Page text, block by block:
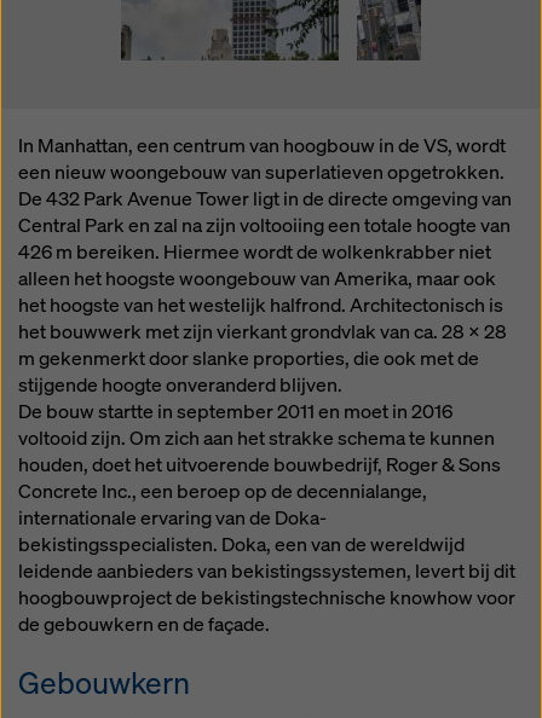
In Manhattan, een centrum van hoogbouw in de VS, wordt
een nieuw woongebouw van superlatieven opgetrokken.
De 432 Park Avenue Tower ligt in de directe omgeving van
Central Park en zal na zijn voltooiing een totale hoogte van
426 m bereiken. Hiermee wordt de wolkenkrabber niet
alleen het hoogste woongebouw van Amerika, maar ook
het hoogste van het westelijk halfrond. Architectonisch is
het bouwwerk met zijn vierkant grondvlak van ca. 28 x 28
m gekenmerkt door slanke proporties, die ook met de
stijgende hoogte onveranderd blijven.
De bouw startte in september 2011 en moet in 2016
voltooid zijn. Om zich aan het strakke schema te kunnen
houden, doet het uitvoerende bouwbedrijf, Roger & Sons
Concrete Inc., een beroep op de decennialange,
internationale ervaring van de Doka-
bekistingsspecialisten. Doka, een van de wereldwijd
leidende aanbieders van bekistingssystemen, levert bij dit
hoogbouwproject de bekistingstechnische knowhow voor
de gebouwkern en de façade.
Gebouwkern